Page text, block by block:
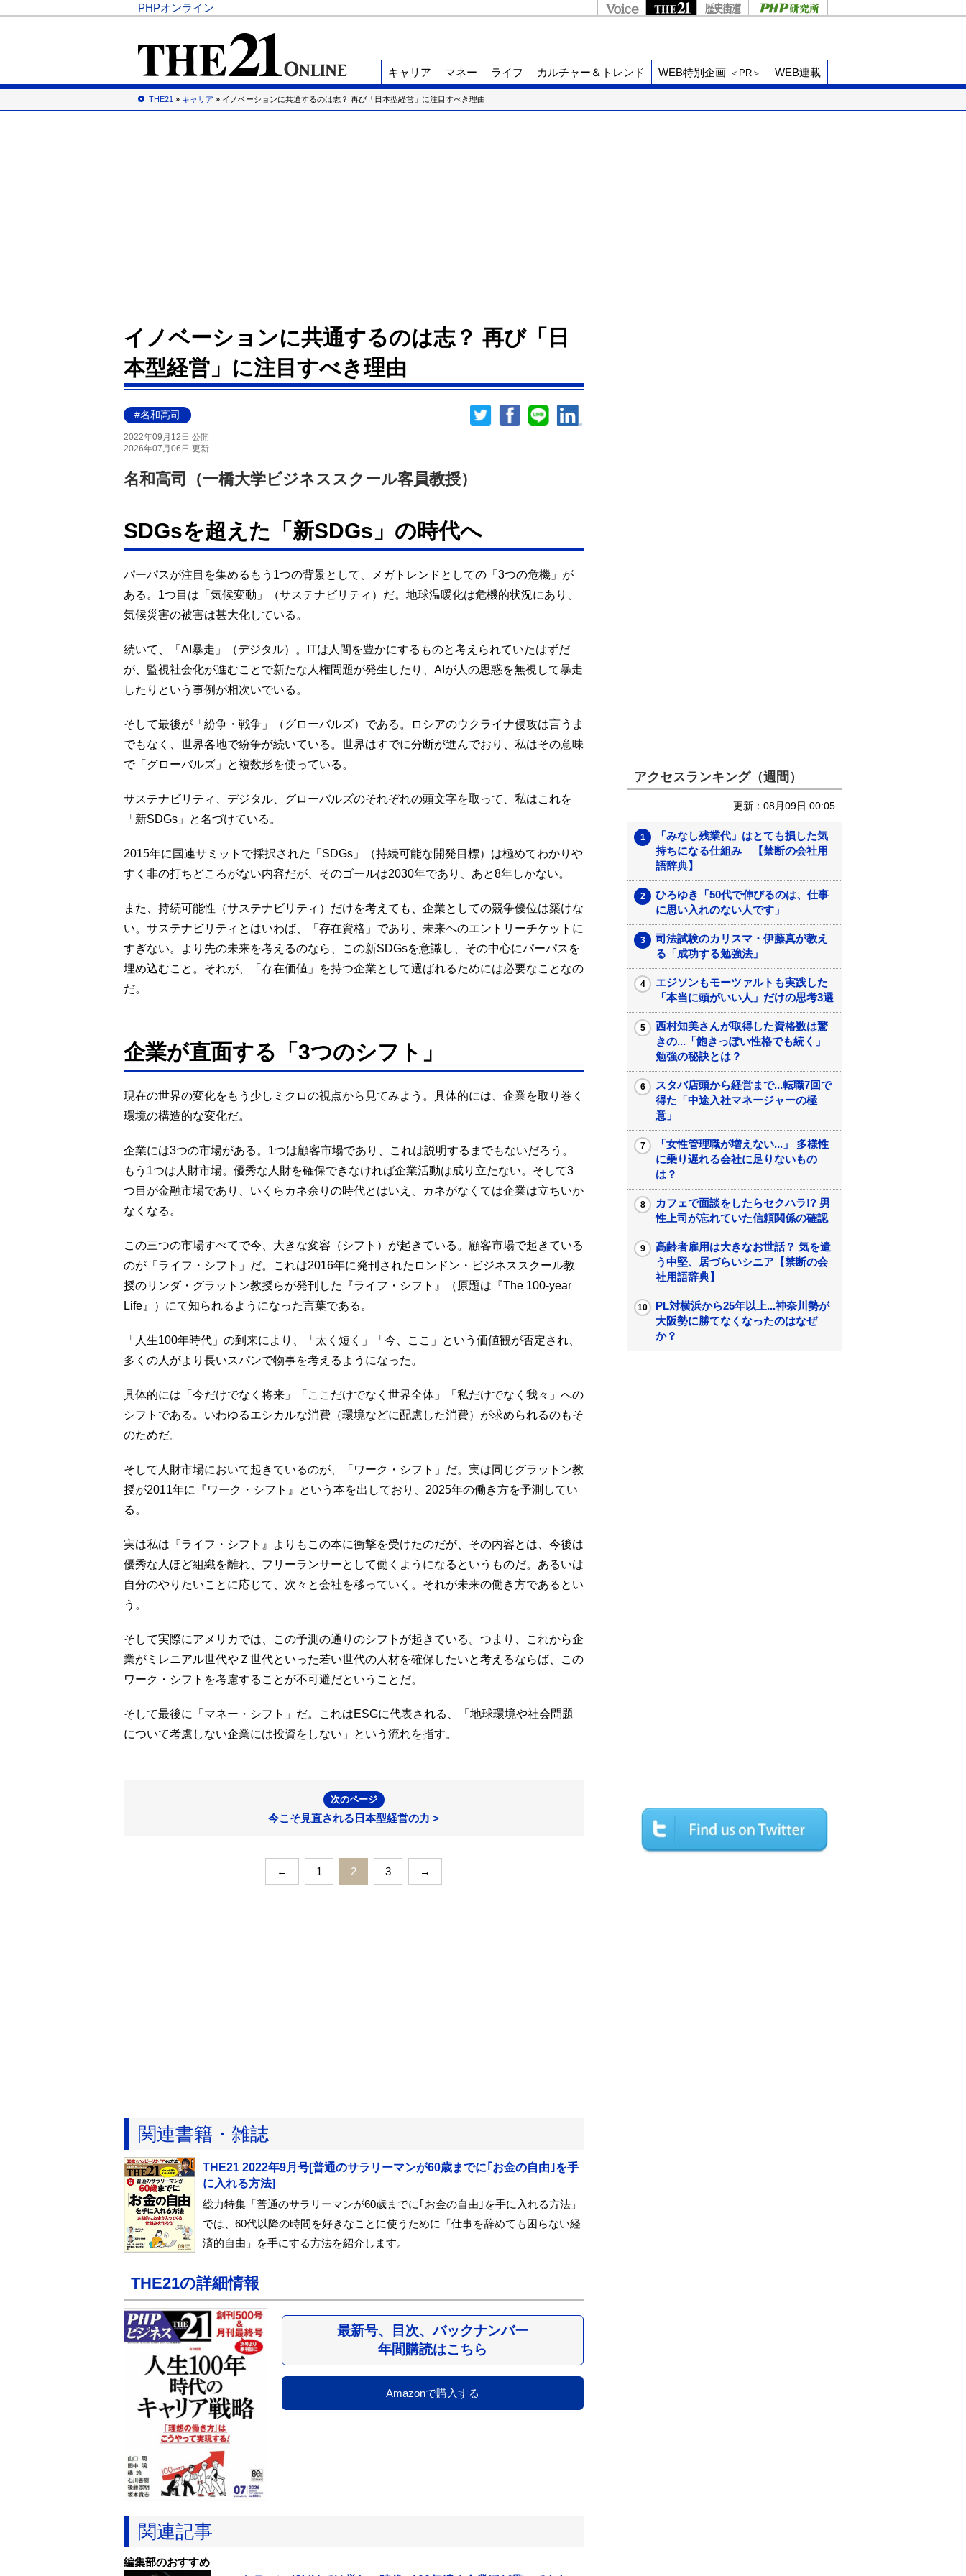
PHPオンライン
キャリア マネー ライフ カルチャー＆トレンド WEB特別企画 ＜PR＞ WEB連載
THE21 » キャリア » イノベーションに共通するのは志？ 再び「日本型経営」に注目すべき理由
イノベーションに共通するのは志？ 再び「日
本型経営」に注目すべき理由
#名和高司
2022年09月12日 公開
2026年07月06日 更新
名和高司（一橋大学ビジネススクール客員教授）
SDGsを超えた「新SDGs」の時代へ
パーパスが注目を集めるもう1つの背景として、メガトレンドとしての「3つの危機」が
ある。1つ目は「気候変動」（サステナビリティ）だ。地球温暖化は危機的状況にあり、
気候災害の被害は甚大化している。
続いて、「AI暴走」（デジタル）。ITは人間を豊かにするものと考えられていたはずだ
が、監視社会化が進むことで新たな人権問題が発生したり、AIが人の思惑を無視して暴走
したりという事例が相次いでいる。
そして最後が「紛争・戦争」（グローバルズ）である。ロシアのウクライナ侵攻は言うま
でもなく、世界各地で紛争が続いている。世界はすでに分断が進んでおり、私はその意味
で「グローバルズ」と複数形を使っている。
サステナビリティ、デジタル、グローバルズのそれぞれの頭文字を取って、私はこれを
「新SDGs」と名づけている。
2015年に国連サミットで採択された「SDGs」（持続可能な開発目標）は極めてわかりや
すく非の打ちどころがない内容だが、そのゴールは2030年であり、あと8年しかない。
また、持続可能性（サステナビリティ）だけを考えても、企業としての競争優位は築けな
い。サステナビリティとはいわば、「存在資格」であり、未来へのエントリーチケットに
すぎない。より先の未来を考えるのなら、この新SDGsを意識し、その中心にパーパスを
埋め込むこと。それが、「存在価値」を持つ企業として選ばれるためには必要なことなの
だ。
企業が直面する「3つのシフト」
現在の世界の変化をもう少しミクロの視点から見てみよう。具体的には、企業を取り巻く
環境の構造的な変化だ。
企業には3つの市場がある。1つは顧客市場であり、これは説明するまでもないだろう。
もう1つは人財市場。優秀な人財を確保できなければ企業活動は成り立たない。そして3
つ目が金融市場であり、いくらカネ余りの時代とはいえ、カネがなくては企業は立ちいか
なくなる。
この三つの市場すべてで今、大きな変容（シフト）が起きている。顧客市場で起きている
のが「ライフ・シフト」だ。これは2016年に発刊されたロンドン・ビジネススクール教
授のリンダ・グラットン教授らが発刊した『ライフ・シフト』（原題は『The 100-year
Life』）にて知られるようになった言葉である。
「人生100年時代」の到来により、「太く短く」「今、ここ」という価値観が否定され、
多くの人がより長いスパンで物事を考えるようになった。
具体的には「今だけでなく将来」「ここだけでなく世界全体」「私だけでなく我々」への
シフトである。いわゆるエシカルな消費（環境などに配慮した消費）が求められるのもそ
のためだ。
そして人財市場において起きているのが、「ワーク・シフト」だ。実は同じグラットン教
授が2011年に『ワーク・シフト』という本を出しており、2025年の働き方を予測してい
る。
実は私は『ライフ・シフト』よりもこの本に衝撃を受けたのだが、その内容とは、今後は
優秀な人ほど組織を離れ、フリーランサーとして働くようになるというものだ。あるいは
自分のやりたいことに応じて、次々と会社を移っていく。それが未来の働き方であるとい
う。
そして実際にアメリカでは、この予測の通りのシフトが起きている。つまり、これから企
業がミレニアル世代やＺ世代といった若い世代の人材を確保したいと考えるならば、この
ワーク・シフトを考慮することが不可避だということだ。
そして最後に「マネー・シフト」だ。これはESGに代表される、「地球環境や社会問題
について考慮しない企業には投資をしない」という流れを指す。
次のページ
今こそ見直される日本型経営の力 >
← 1 2 3 →
関連書籍・雑誌
THE21 2022年9月号[普通のサラリーマンが60歳までに｢お金の自由｣を手
に入れる方法]
総力特集「普通のサラリーマンが60歳までに｢お金の自由｣を手に入れる方法」
では、60代以降の時間を好きなことに使うために「仕事を辞めても困らない経
済的自由」を手にする方法を紹介します。
THE21の詳細情報
最新号、目次、バックナンバー
年間購読はこちら
Amazonで購入する
関連記事
編集部のおすすめ
アクセスランキング（週間）
更新：08月09日 00:05
「みなし残業代」はとても損した気
持ちになる仕組み 【禁断の会社用
語辞典】
ひろゆき「50代で伸びるのは、仕事
に思い入れのない人です」
司法試験のカリスマ・伊藤真が教え
る「成功する勉強法」
エジソンもモーツァルトも実践した
「本当に頭がいい人」だけの思考3選
西村知美さんが取得した資格数は驚
きの...「飽きっぽい性格でも続く」
勉強の秘訣とは？
スタバ店頭から経営まで...転職7回で
得た「中途入社マネージャーの極
意」
「女性管理職が増えない...」 多様性
に乗り遅れる会社に足りないもの
は？
カフェで面談をしたらセクハラ!? 男
性上司が忘れていた信頼関係の確認
高齢者雇用は大きなお世話？ 気を遣
う中堅、居づらいシニア【禁断の会
社用語辞典】
PL対横浜から25年以上...神奈川勢が
大阪勢に勝てなくなったのはなぜ
か？